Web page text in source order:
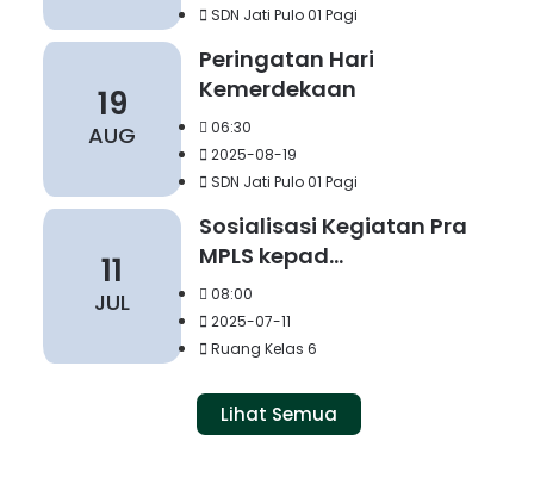
SDN Jati Pulo 01 Pagi
19
AUG
Peringatan Hari
Kemerdekaan
06:30
2025-08-19
SDN Jati Pulo 01 Pagi
11
JUL
Sosialisasi Kegiatan Pra
MPLS kepad...
08:00
2025-07-11
Ruang Kelas 6
Lihat Semua